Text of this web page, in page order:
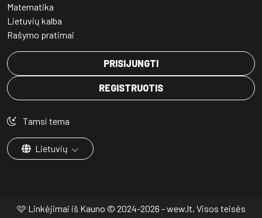
Matematika
Lietuvių kalba
Rašymo pratimai
PRISIJUNGTI
REGISTRUOTIS
Tamsi tema
Lietuvių
🩷 Linkėjimai iš Kauno © 2024-2026 - wew.lt, Visos teisės